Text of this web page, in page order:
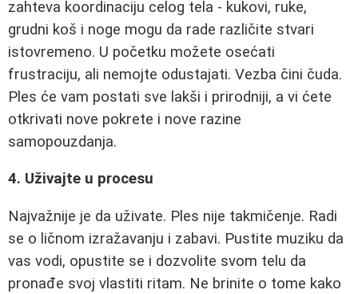
zahteva koordinaciju celog tela - kukovi, ruke,
grudni koš i noge mogu da rade različite stvari
istovremeno. U početku možete osećati
frustraciju, ali nemojte odustajati. Vezba čini čuda.
Ples će vam postati sve lakši i prirodniji, a vi ćete
otkrivati nove pokrete i nove razine
samopouzdanja.
4. Uživajte u procesu
Najvažnije je da uživate. Ples nije takmičenje. Radi
se o ličnom izražavanju i zabavi. Pustite muziku da
vas vodi, opustite se i dozvolite svom telu da
pronađe svoj vlastiti ritam. Ne brinite o tome kako